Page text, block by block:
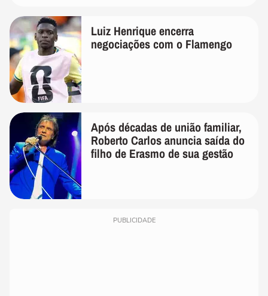
Luiz Henrique encerra
negociações com o Flamengo
Após décadas de união familiar,
Roberto Carlos anuncia saída do
filho de Erasmo de sua gestão
PUBLICIDADE